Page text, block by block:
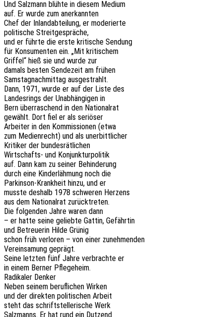
Und Salz­mann blühte in diesem Medium
auf. Er wurde zum anerkannten
Chef der Inland­ab­tei­lung, er moderierte
poli­ti­sche Streitgespräche,
und er führte die erste kriti­sche Sendung
für Konsu­men­ten ein. „Mit kritischem
Grif­fel“ hieß sie und wurde zur
damals besten Sende­zeit am frühen
Sams­tag­nach­mit­tag ausgestrahlt.
Dann, 1971, wurde er auf der Liste des
Landes­rings der Unab­hän­gi­gen in
Bern über­ra­schend in den Nationalrat
gewählt. Dort fiel er als seriöser
Arbei­ter in den Kommis­sio­nen (etwa
zum Medi­en­recht) und als unerbittlicher
Kriti­ker der bundesrätlichen
Wirt­schafts- und Konjunkturpolitik
auf. Dann kam zu seiner Behinderung
durch eine Kinder­läh­mung noch die
Parkin­son-Krank­heit hinzu, und er
musste deshalb 1978 schwe­ren Herzens
aus dem Natio­nal­rat zurücktreten.
Die folgen­den Jahre waren dann
– er hatte seine gelieb­te Gattin, Gefährtin
und Betreue­rin Hilde Grünig
schon früh verlo­ren – von einer zunehmenden
Verein­sa­mung geprägt.
Seine letz­ten fünf Jahre verbrach­te er
in einem Berner Pflegeheim.
Radi­ka­ler Denker
Neben seinem beruf­li­chen Wirken
und der direk­ten poli­ti­schen Arbeit
steht das schrift­stel­le­ri­sche Werk
Salz­manns. Er hat rund ein Dutzend